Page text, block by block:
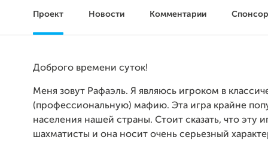
Проект Новости Комментарии
Доброго времени суток!
Меня зовут Рафаэль. Я являюсь игроком в
(профессиональную) мафию. Эта игра крайне
населения нашей страны. Стоит сказать, что эту
шахматисты и она носит очень серьезный